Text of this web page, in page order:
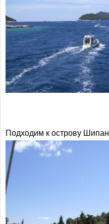
Подходим к острову Шипан